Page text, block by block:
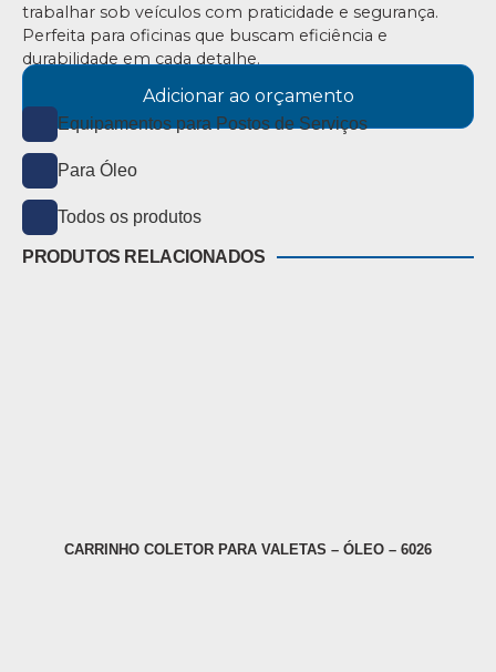
trabalhar sob veículos com praticidade e segurança.
Perfeita para oficinas que buscam eficiência e
durabilidade em cada detalhe.
Adicionar ao orçamento
Equipamentos para Postos de Serviços
Para Óleo
Todos os produtos
PRODUTOS RELACIONADOS
CARRINHO COLETOR PARA VALETAS – ÓLEO – 6026